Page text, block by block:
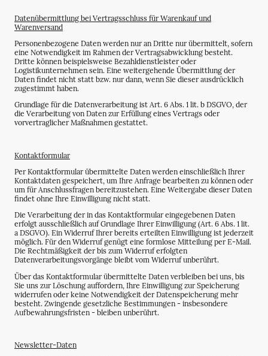
Datenübermittlung bei Vertragsschluss für Warenkauf und
Warenversand
Personenbezogene Daten werden nur an Dritte nur übermittelt, sofern
eine Notwendigkeit im Rahmen der Vertragsabwicklung besteht.
Dritte können beispielsweise Bezahldienstleister oder
Logistikunternehmen sein. Eine weitergehende Übermittlung der
Daten findet nicht statt bzw. nur dann, wenn Sie dieser ausdrücklich
zugestimmt haben.
Grundlage für die Datenverarbeitung ist Art. 6 Abs. 1 lit. b DSGVO, der
die Verarbeitung von Daten zur Erfüllung eines Vertrags oder
vorvertraglicher Maßnahmen gestattet.
Kontaktformular
Per Kontaktformular übermittelte Daten werden einschließlich Ihrer
Kontaktdaten gespeichert, um Ihre Anfrage bearbeiten zu können oder
um für Anschlussfragen bereitzustehen. Eine Weitergabe dieser Daten
findet ohne Ihre Einwilligung nicht statt.
Die Verarbeitung der in das Kontaktformular eingegebenen Daten
erfolgt ausschließlich auf Grundlage Ihrer Einwilligung (Art. 6 Abs. 1 lit.
a DSGVO). Ein Widerruf Ihrer bereits erteilten Einwilligung ist jederzeit
möglich. Für den Widerruf genügt eine formlose Mitteilung per E-Mail.
Die Rechtmäßigkeit der bis zum Widerruf erfolgten
Datenverarbeitungsvorgänge bleibt vom Widerruf unberührt.
Über das Kontaktformular übermittelte Daten verbleiben bei uns, bis
Sie uns zur Löschung auffordern, Ihre Einwilligung zur Speicherung
widerrufen oder keine Notwendigkeit der Datenspeicherung mehr
besteht. Zwingende gesetzliche Bestimmungen - insbesondere
Aufbewahrungsfristen - bleiben unberührt.
Newsletter-Daten